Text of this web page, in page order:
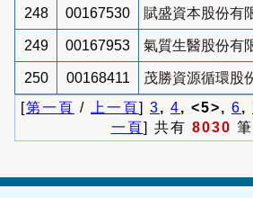
248 00167530 賦盛資本股份有
249 00167953 氣質生醫股份有
250 00168411
茂勝資源循環股
[第一頁 / 上一頁] 3, 4, <5>, 6,
一頁] 共有 8030